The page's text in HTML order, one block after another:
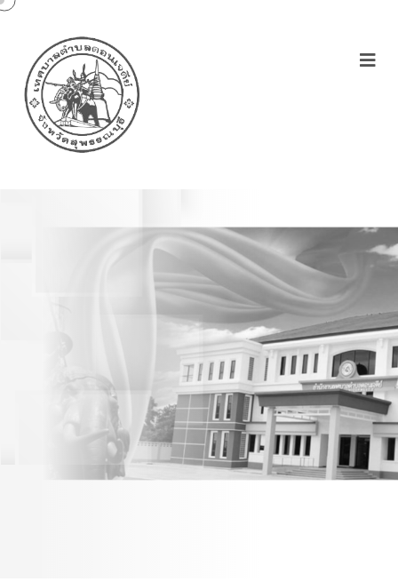
ประกาศ-หลักเกณฑ์และวิธี
การประเมินผลการปฏิบัติ
งานของ พนักงานเทศบาล
1/10/62